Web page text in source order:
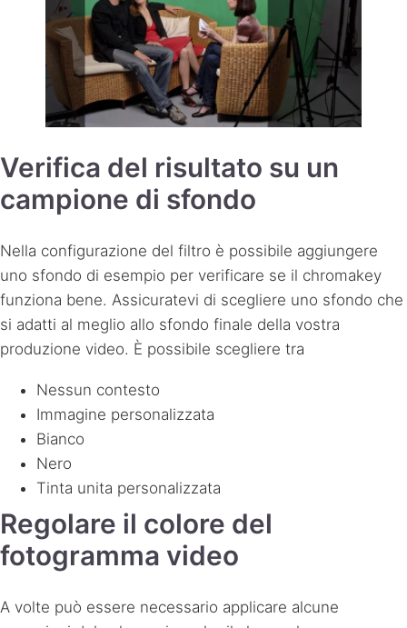
Verifica del risultato su un
campione di sfondo
Nella configurazione del filtro è possibile aggiungere
uno sfondo di esempio per verificare se il chromakey
funziona bene. Assicuratevi di scegliere uno sfondo che
si adatti al meglio allo sfondo finale della vostra
produzione video. È possibile scegliere tra
Nessun contesto
Immagine personalizzata
Bianco
Nero
Tinta unita personalizzata
Regolare il colore del
fotogramma video
A volte può essere necessario applicare alcune